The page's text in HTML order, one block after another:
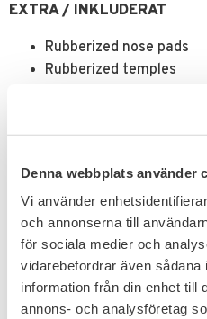
Denna webbplats använder
Vi använder
och annonserna till
för sociala medier och
vidarebefordrar även sådana
information från din enhet till
annons- och analysföretag
EXTRA / INKLUDERAT
Rubberized nose pads
Rubberized temples
Case